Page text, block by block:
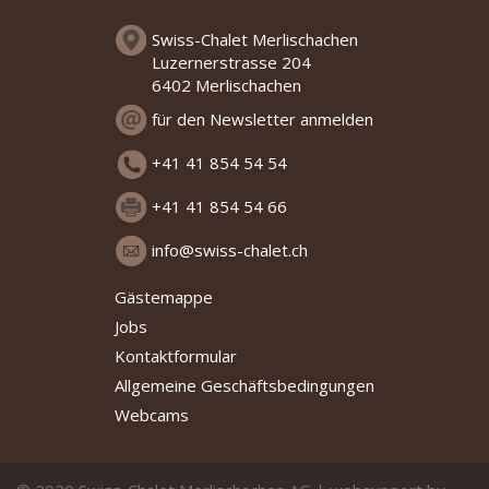
Swiss-Chalet Merlischachen
Luzernerstrasse 204
6402 Merlischachen
für den Newsletter anmelden
+41 41 854 54 54
+41 41 854 54 66
info@swiss-chalet.ch
Gästemappe
Jobs
Kontaktformular
Allgemeine Geschäftsbedingungen
Webcams